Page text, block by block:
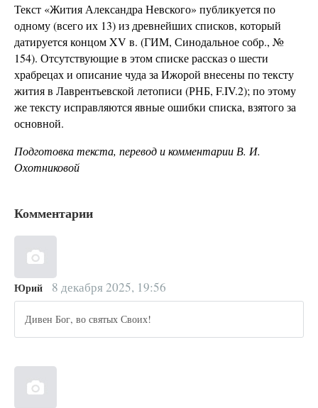
Текст «Жития Александра Невского» публикуется по
одному (всего их 13) из древнейших списков, который
датируется концом XV в. (ГИМ, Синодальное собр., №
154). Отсутствующие в этом списке рассказ о шести
храбрецах и описание чуда за Ижорой внесены по тексту
жития в Лаврентьевской летописи (РНБ, F.IV.2); по этому
же тексту исправляются явные ошибки списка, взятого за
основной.
Подготовка текста, перевод и комментарии В. И.
Охотниковой
Комментарии
Юрий 8 декабря 2025, 19:56
Дивен Бог, во святых Своих!